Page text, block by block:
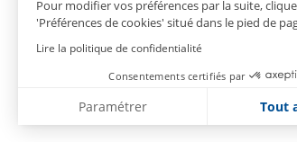
Pour modifier vos préférences par la suite,
'Préférences de cookies' situé dans le pied de
Lire la politique de confidentialité
Consentements certifiés par
Paramétrer Tout